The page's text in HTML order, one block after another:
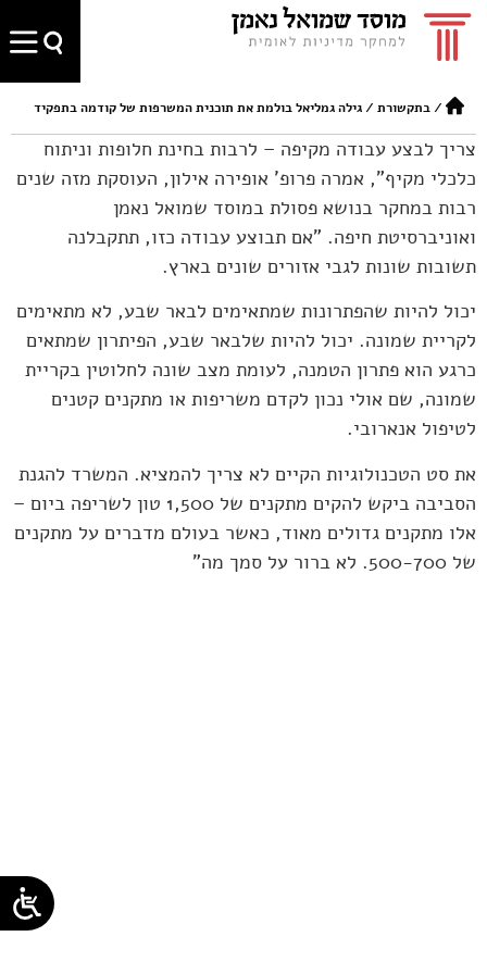
/בתקשורת /גילה גמליאל בולמת את תוכנית המשרפות של קודמה בתפקיד
צריך לבצע עבודה מקיפה – לרבות בחינת חלופות וניתוח
כלכלי מקיף", אמרה פרופ' אופירה אילון, העוסקת מזה שנים
רבות במחקר בנושא פסולת במוסד שמואל נאמן
ואוניברסיטת חיפה. "אם תבוצע עבודה כזו, תתקבלנה
תשובות שונות לגבי אזורים שונים בארץ.
יכול להיות שהפתרונות שמתאימים לבאר שבע, לא מתאימים
לקריית שמונה. יכול להיות שלבאר שבע, הפיתרון שמתאים
כרגע הוא פתרון הטמנה, לעומת מצב שונה לחלוטין בקריית
שמונה, שם אולי נכון לקדם משריפות או מתקנים קטנים
לטיפול אנארובי.
את סט הטכנולוגיות הקיים לא צריך להמציא. המשרד להגנת
הסביבה ביקש להקים מתקנים של 1,500 טון לשריפה ביום –
אלו מתקנים גדולים מאוד, כאשר בעולם מדברים על מתקנים
של 500-700. לא ברור על סמך מה"